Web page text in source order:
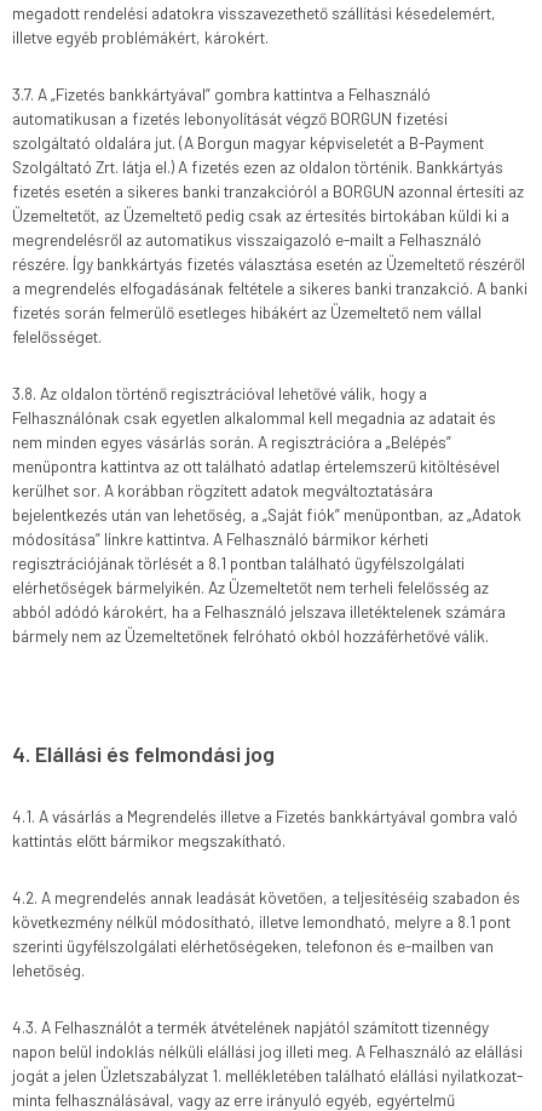
megadott rendelési adatokra visszavezethető szállítási késedelemért,
illetve egyéb problémákért, károkért.
3.7. A „Fizetés bankkártyával” gombra kattintva a Felhasználó
automatikusan a fizetés lebonyolítását végző BORGUN fizetési
szolgáltató oldalára jut. (A Borgun magyar képviseletét a B-Payment
Szolgáltató Zrt. látja el.) A fizetés ezen az oldalon történik. Bankkártyás
fizetés esetén a sikeres banki tranzakcióról a BORGUN azonnal értesíti az
Üzemeltetőt, az Üzemeltető pedig csak az értesítés birtokában küldi ki a
megrendelésről az automatikus visszaigazoló e-mailt a Felhasználó
részére. Így bankkártyás fizetés választása esetén az Üzemeltető részéről
a megrendelés elfogadásának feltétele a sikeres banki tranzakció. A banki
fizetés során felmerülő esetleges hibákért az Üzemeltető nem vállal
felelősséget.
3.8. Az oldalon történő regisztrációval lehetővé válik, hogy a
Felhasználónak csak egyetlen alkalommal kell megadnia az adatait és
nem minden egyes vásárlás során. A regisztrációra a „Belépés”
menüpontra kattintva az ott található adatlap értelemszerű kitöltésével
kerülhet sor. A korábban rögzített adatok megváltoztatására
bejelentkezés után van lehetőség, a „Saját fiók” menüpontban, az „Adatok
módosítása” linkre kattintva. A Felhasználó bármikor kérheti
regisztrációjának törlését a 8.1 pontban található ügyfélszolgálati
elérhetőségek bármelyikén. Az Üzemeltetőt nem terheli felelősség az
abból adódó károkért, ha a Felhasználó jelszava illetéktelenek számára
bármely nem az Üzemeltetőnek felróható okból hozzáférhetővé válik.
4. Elállási és felmondási jog
4.1. A vásárlás a Megrendelés illetve a Fizetés bankkártyával gombra való
kattintás előtt bármikor megszakítható.
4.2. A megrendelés annak leadását követően, a teljesítéséig szabadon és
következmény nélkül módosítható, illetve lemondható, melyre a 8.1 pont
szerinti ügyfélszolgálati elérhetőségeken, telefonon és e-mailben van
lehetőség.
4.3. A Felhasználót a termék átvételének napjától számított tizennégy
napon belül indoklás nélküli elállási jog illeti meg. A Felhasználó az elállási
jogát a jelen Üzletszabályzat 1. mellékletében található elállási nyilatkozat-
minta felhasználásával, vagy az erre irányuló egyéb, egyértelmű